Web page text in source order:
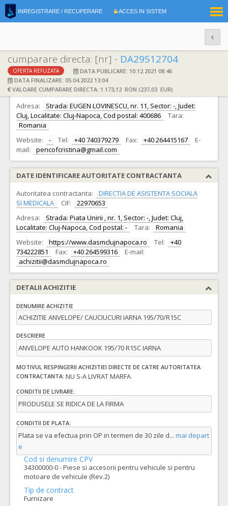
INREGISTRARE / RECUPERARE ACCES IN SISTEM
cumparare directa: [nr] - DA29512704
OFERTA REFUZATA
DATA PUBLICARE: 10.12.2021 08:46
DATA FINALIZARE: 05.04.2022 13:04
VALOARE CUMPARARE DIRECTA: 1.173,12 RON (237,03 EUR)
DATE IDENTIFICARE OFERTANT
Ofertant: S.C. ROMSYSTEMS S.R.L. S.R.L. CIF:
15304296
Adresa:
Strada: EUGEN LOVINESCU, nr. 11, Sector: -, Judet:
Cluj, Localitate: Cluj-Napoca, Cod postal: 400686
Tara:
Romania
Website:
- Tel: +40 740379279 Fax: +40 264415167
E-
mail:
pencofcristina@gmail.com
DATE IDENTIFICARE AUTORITATE CONTRACTANTA
Autoritatea contractanta:
DIRECTIA DE ASISTENTA SOCIALA
SI MEDICALA
CIF:
22970653
Adresa:
Strada: Piata Unirii , nr. 1, Sector: -, Judet: Cluj,
Localitate: Cluj-Napoca, Cod postal: -
Tara:
Romania
Website:
https://www.dasmclujnapoca.ro Tel:
+40
734222851
Fax: +40 264599316
E-mail:
achizitii@dasmclujnapoca.ro
DETALII ACHIZITIE
DENUMIRE ACHIZITIE
ACHIZITIE ANVELOPE/ CAUCIUCURI IARNA 195/70/R15C
DESCRIERE
ANVELOPE AUTO HANKOOK 195/70 R15C IARNA
MOTIVUL RESPINGERII ACHIZITIEI DIRECTE DE CATRE AUTORITATEA
CONTRACTANTA: NU S-A LIVRAT MARFA
CONDITII DE LIVRARE:
PRODUSELE SE RIDICA DE LA FIRMA
CONDITII DE PLATA:
Plata se va efectua prin OP in termen de 30 zile d... mai depart
e
Cod si denumire CPV
34300000-0 - Piese si accesorii pentru vehicule si pentru
motoare de vehicule (Rev.2)
Tip de contract
Furnizare